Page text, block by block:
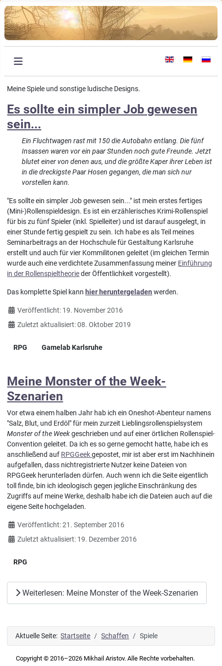
Sprache auswählen
Meine Spiele und sonstige ludische Designs.
Es sollte ein simpler Job gewesen
sein...
Ein Fluchtwagen rast mit 150 die Autobahn entlang. Die fünf
Insassen waren vor ein paar Stunden noch gute Freunde. Jetzt
blutet einer von denen aus, und die größte Kaper ihrer Leben ist
in die dreckigste Paar Hosen gegangen, die man sich nur
vorstellen kann.
"Es sollte ein simpler Job gewesen sein..." ist mein erstes fertiges
(Mini-)Rollenspieldesign. Es ist ein erzählerisches Krimi-Rollenspiel
für bis zu fünf Spieler (inkl. Spielleiter) und ist darauf ausgelegt, in
einer Stunde fertig gespielt zu sein. Ich habe es als Teil meines
Seminarbeitrags an der Hochschule für Gestaltung Karlsruhe
erstellt und auch für vier Kommilitonen geleitet (im gleichen Termin
wurde auch eine verdichtete Zusammenfassung meiner Einführung
in der Rollenspieltheorieder Öffentlichkeit vorgestellt).
Das komplette Spiel kann hier heruntergeladen werden.
Details
Veröffentlicht: 19. November 2016
Zuletzt aktualisiert: 08. Oktober 2019
RPG Gamelab Karlsruhe
Meine Monster of the Week-
Szenarien
Vor etwa einem halben Jahr hab ich ein Oneshot-Abenteur namens
"Salz, Blut, und Erdöl" für mein zurzeit Lieblingsrollenspielsystem
Monster of the Weekgeschrieben und auf einer örtlichen Rollenspiel-
Convention geleitet. Da ich es so gerne gemocht hatte, habe ich es
anschließend auf RPGGeekgepostet, mir ist aber erst im Nachhinein
aufgefallen, dass nichtregistrierte Nutzer keine Dateien von
RPGGeek herunterladen dürfen. Auch wenn ich die Seite eigentlich
toll finde, bin ich ideologisch gegen jegliche Einschränkung des
Zugriffs auf meine Werke, deshalb habe ich die Dateien auch auf die
eigene Seite hochgeladen.
Details
Veröffentlicht: 21. September 2016
Zuletzt aktualisiert: 19. Dezember 2016
RPG
Weiterlesen: Meine Monster of the Week-Szenarien
Aktuelle Seite:Startseite Schaffen Spiele
Copyright © 2016–2026 Mikhail Aristov. Alle Rechte vorbehalten.